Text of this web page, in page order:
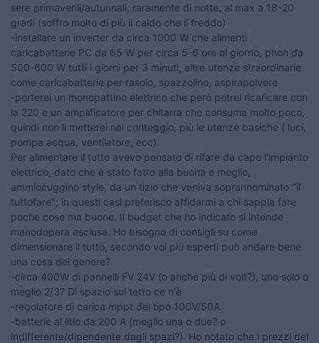
sere primaverili/autunnali, raramente di notte, al max a 18-20
gradi (soffro molto di più il caldo che il freddo)
-installare un inverter da circa 1000 W che alimenti
caricabatterie PC da 65 W per circa 5-6 ore al giorno, phon da
500-600 W tutti i giorni per 3 minuti, altre utenze straordinarie
come caricabatterie per rasoio, spazzolino, aspirapolvere
-porterei un monopattino elettrico che però potrei ricaricare con
la 220 e un amplificatore per chitarra che consuma molto poco,
quindi non li metterei nel conteggio, più le utenze basiche ( luci,
pompa acqua, ventilatore, ecc).
Per alimentare il tutto avevo pensato di rifare da capo l'impianto
elettrico, dato che è stato fatto alla buona e meglio,
ammiocuggino style, da un tizio che veniva soprannominato "il
tuttofare"; in questi casi preferisco affidarmi a chi sappia fare
poche cose ma buone. Il budget che ho indicato si intende
manodopera esclusa. Ho bisogno di consigli su come
dimensionare il tutto, secondo voi più esperti può andare bene
una cosa del genere?
-circa 400W di pannelli FV 24V (o anche più di volt?), uno solo o
meglio 2/3? Di spazio sul tetto ce n'è
-regolatore di carica mppt del tipo 100V/50A
-batterie al litio da 200 A (meglio una o due? o
indifferente/dipendente dagli spazi?). Ho notato che i prezzi del